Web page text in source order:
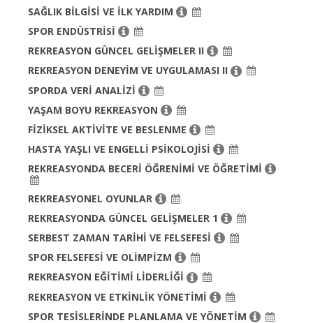
SAĞLIK BİLGİSİ VE İLK YARDIM
SPOR ENDÜSTRİSİ
REKREASYON GÜNCEL GELİŞMELER II
REKREASYON DENEYİM VE UYGULAMASI II
SPORDA VERİ ANALİZİ
YAŞAM BOYU REKREASYON
FİZİKSEL AKTİVİTE VE BESLENME
HASTA YAŞLI VE ENGELLİ PSİKOLOJİSİ
REKREASYONDA BECERİ ÖĞRENİMİ VE ÖĞRETİMİ
REKREASYONEL OYUNLAR
REKREASYONDA GÜNCEL GELİŞMELER 1
SERBEST ZAMAN TARİHİ VE FELSEFESİ
SPOR FELSEFESİ VE OLİMPİZM
REKREASYON EĞİTİMİ LİDERLİĞİ
REKREASYON VE ETKİNLİK YÖNETİMİ
SPOR TESİSLERİNDE PLANLAMA VE YÖNETİM